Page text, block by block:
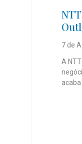
7 de
A